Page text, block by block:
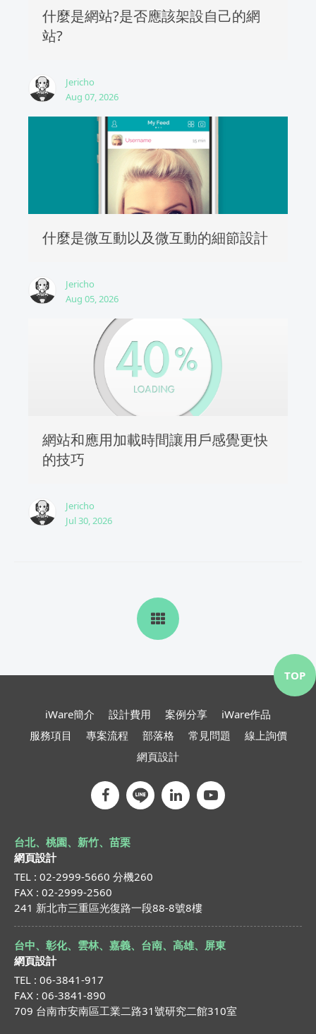
什麼是網站?是否應該架設自己的網
站?
Jericho
Aug 07, 2026
什麼是微互動以及微互動的細節設計
Jericho
Aug 05, 2026
網站和應用加載時間讓用戶感覺更快
的技巧
Jericho
Jul 30, 2026
iWare簡介 設計費用 案例分享
iWare作品
服務項目
專案流程 部落格 常見問題
線上詢價
網頁設計
台北、桃園、新竹、苗栗
網頁設計
TEL : 02-2999-5660 分機260
FAX : 02-2999-2560
241 新北市三重區光復路一段88-8號8樓
台中、彰化、雲林、嘉義、台南、高雄、屏東
網頁設計
TEL : 06-3841-917
FAX : 06-3841-890
709 台南市安南區工業二路31號研究二館310室
TOP